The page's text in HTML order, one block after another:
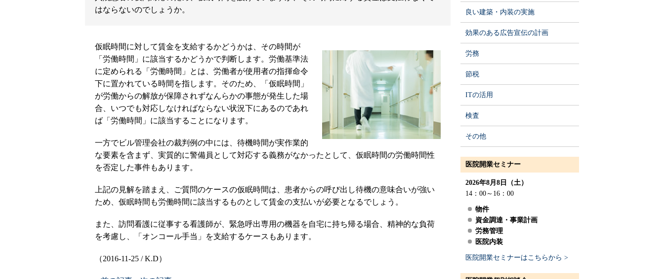
はならないのでしょうか。
仮眠時間に対して賃金を支給するかどうかは、その時間が
「労働時間」に該当するかどうかで判断します。労働基準法
に定められる「労働時間」とは、労働者が使用者の指揮命令
下に置かれている時間を指します。そのため、「仮眠時間」
が労働からの解放が保障されずなんらかの事態が発生した場
合、いつでも対応しなければならない状況下にあるのであれ
ば「労働時間」に該当することになります。
一方でビル管理会社の裁判例の中には、待機時間が実作業的
な要素を含まず、実質的に警備員として対応する義務がなかったとして、仮眠時間の労働時間性
を否定した事件もあります。
上記の見解を踏まえ、ご質問のケースの仮眠時間は、患者からの呼び出し待機の意味合いが強い
ため、仮眠時間も労働時間に該当するものとして賃金の支払いが必要となるでしょう。
また、訪問看護に従事する看護師が、緊急呼出専用の機器を自宅に持ち帰る場合、精神的な負荷
を考慮し、「オンコール手当」を支給するケースもあります。
（2016-11-25 / K.D）
良い建築・内装の実施
効果のある広告宣伝の計画
労務
節税
ITの活用
検査
その他
医院開業セミナー
2026年8月8日（土）
14：00～16：00
物件
資金調達・事業計画
労務管理
医院内装
医院開業セミナーはこちらから >